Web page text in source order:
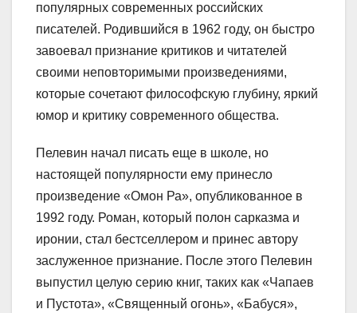
популярных современных российских
писателей. Родившийся в 1962 году, он быстро
завоевал признание критиков и читателей
своими неповторимыми произведениями,
которые сочетают философскую глубину, яркий
юмор и критику современного общества.
Пелевин начал писать еще в школе, но
настоящей популярности ему принесло
произведение «Омон Ра», опубликованное в
1992 году. Роман, который полон сарказма и
иронии, стал бестселлером и принес автору
заслуженное признание. После этого Пелевин
выпустил целую серию книг, таких как «Чапаев
и Пустота», «Священный огонь», «Бабуся»,